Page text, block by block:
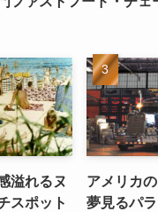
溢れるヌ
スポット
アメリカ
夢見るパ